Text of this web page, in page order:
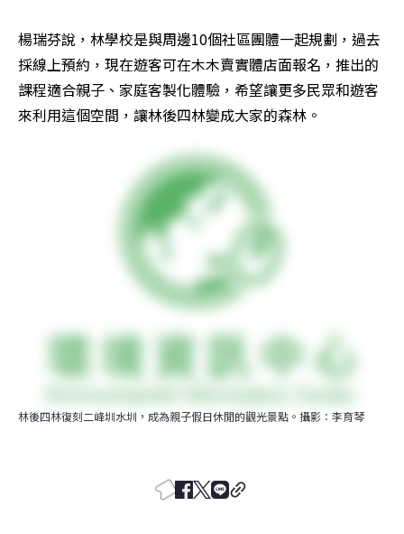
楊瑞芬說，林學校是與周邊10個社區團體一起規劃，過去
採線上預約，現在遊客可在木木賣實體店面報名，推出的
課程適合親子、家庭客製化體驗，希望讓更多民眾和遊客
來利用這個空間，讓林後四林變成大家的森林。
林後四林復刻二峰圳水圳，成為親子假日休閒的觀光景點。攝影：李育琴